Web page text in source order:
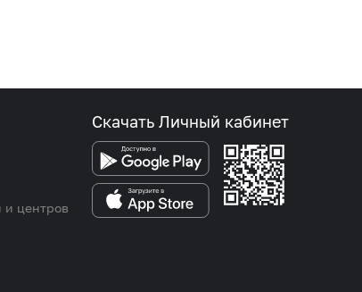
и центров
Скачать Личный кабинет